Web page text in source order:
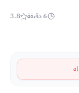
6 دقيقة 3.8